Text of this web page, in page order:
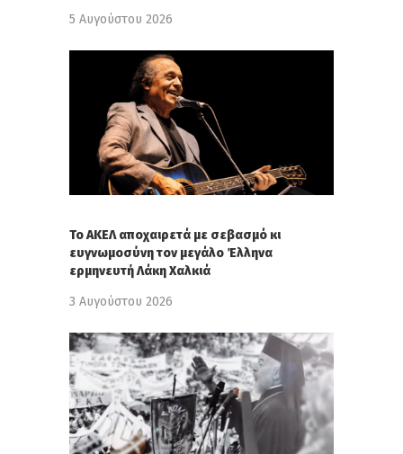
5 Αυγούστου 2026
Το ΑΚΕΛ αποχαιρετά με σεβασμό κι
ευγνωμοσύνη τον μεγάλο Έλληνα
ερμηνευτή Λάκη Χαλκιά
3 Αυγούστου 2026